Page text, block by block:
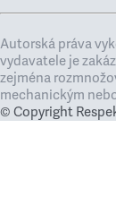
Autorská práva
vydavatele je
zejména
mechanickým
© Copyright